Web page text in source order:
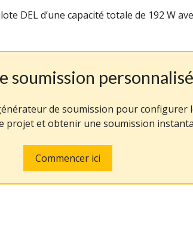
DEL d’une capacité totale de 192 W
soumission
de soumission pour configurer
projet et obtenir une soumission
Commencer ici